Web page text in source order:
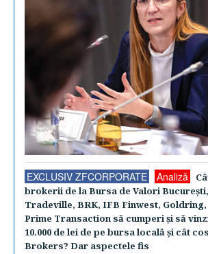
EXCLUSIV ZFCORPORATE Analiză
brokerii de la Bursa de Valori Bucureşti,
Tradeville, BRK, IFB Finwest,
Prime Transaction să cumperi şi să
10.000 de lei de pe bursa locală şi cât
Brokers? Dar aspectele fis